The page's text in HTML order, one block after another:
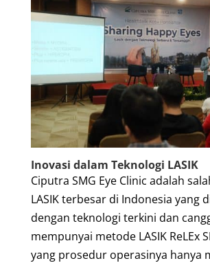
Inovasi dalam Teknologi LASIK
Ciputra SMG Eye Clinic adalah
LASIK terbesar di Indonesia yang
dengan teknologi terkini dan
mempunyai metode LASIK ReLEx
yang prosedur operasinya hanya